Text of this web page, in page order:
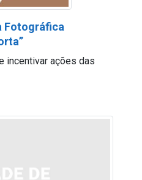
Fotográfica
incentivar ações das